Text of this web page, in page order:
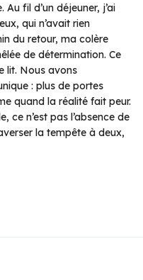
fil d’un déjeuner, j’ai
qui n’avait rien
du retour, ma colère
de détermination. Ce
lit. Nous avons
: plus de portes
quand la réalité fait peur.
ce n’est pas l’absence de
la tempête à deux,